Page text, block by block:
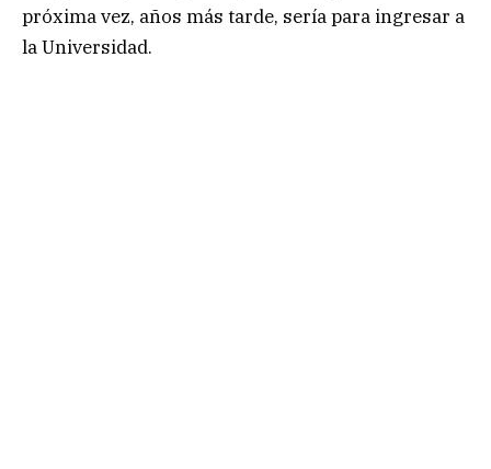
próxima vez, años más tarde, sería para ingresar a
la Universidad.